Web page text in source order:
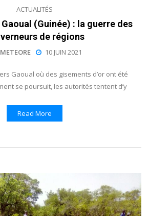
ACTUALITÉS
Gaoual (Guinée) : la guerre des
de régions
10 JUIN 2021
Gaoual où des gisements d’or ont été
se poursuit, les autorités tentent d’y
Read More